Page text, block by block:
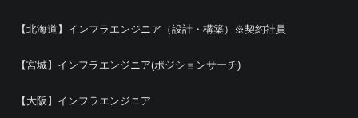
【北海道】インフラエンジニア（設計・構築）※契約社員
【宮城】インフラエンジニア(ポジションサーチ)
【大阪】インフラエンジニア